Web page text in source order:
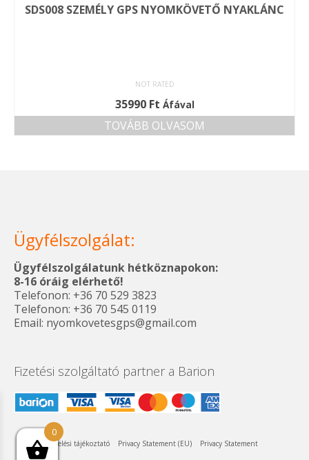
SDS008 SZEMÉLY GPS NYOMKÖVETŐ NYAKLÁNC
NOT RATED
35990 Ft Áfával
TOVÁBB OLVASOM
Ügyfélszolgálat:
Ügyfélszolgálatunk hétköznapokon:
8-16 óráig elérhető!
Telefonon: +36 70 529 3823
Telefonon: +36 70 545 0119
Email: nyomkovetesgps@gmail.com
Fizetési szolgáltató partner a Barion
Adatkezelési tájékoztató Privacy Statement (EU)
Privacy Statement
0